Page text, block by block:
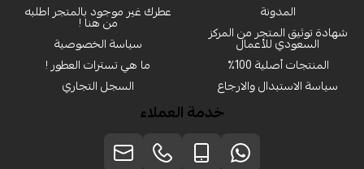
المدونة
شهادة توثيق المتجر من المركز
السعودي للأعمال
المنتجات أصلية 100٪
سياسة الاستبدال والارجاع
عطرك غير موجود بالمتجر اطلبه
من هنا !
سياسة الخصوصية
ما هي تسترات العطور !
السجل التجاري
خدمة العملاء